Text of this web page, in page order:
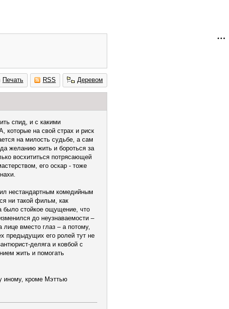
Печать RSS Деревом
спид, и с какими
которые на свой страх и риск
на милость судьбе, а сам
желанию жить и бороться за
восхититься потрясающей
его оскар - тоже
нестандартным комедийным
ни такой фильм, как
было стойкое ощущение, что
до неузнаваемости –
лице вместо глаз – а потому,
предыдущих его ролей тут не
деляга и ковбой с
жить и помогать
иному, кроме Мэттью